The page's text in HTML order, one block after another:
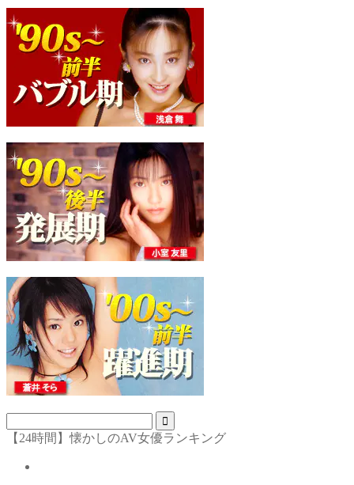
【24時間】懐かしのAV女優ランキング